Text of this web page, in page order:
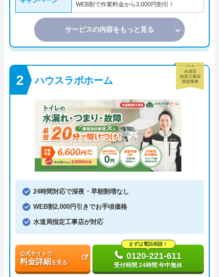
WEB割で作業料金から3,000円割引！
サービスの内容をもっと見る
ハウスラボホーム
24時間対応で深夜・早朝割増なし
WEB割2,000円引きでお手頃価格
水道局指定工事店が対応
公式サイトで
料金詳細を見る
まずは電話相談！
0120-221-611
受付時間 24時間 年中無休